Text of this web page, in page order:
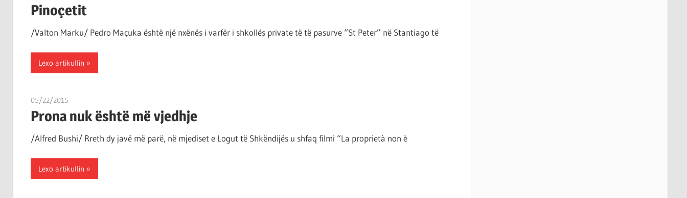
Pinoçetit
/Valton Marku/ Pedro Maçuka është një nxënës i varfër i shkollës private të të pasurve “St Peter” në Stantiago të
Lexo artikullin
05/22/2015
Prona nuk është më vjedhje
/Alfred Bushi/ Rreth dy javë më parë, në mjediset e Logut të Shkëndijës u shfaq filmi “La proprietà non è
Lexo artikullin